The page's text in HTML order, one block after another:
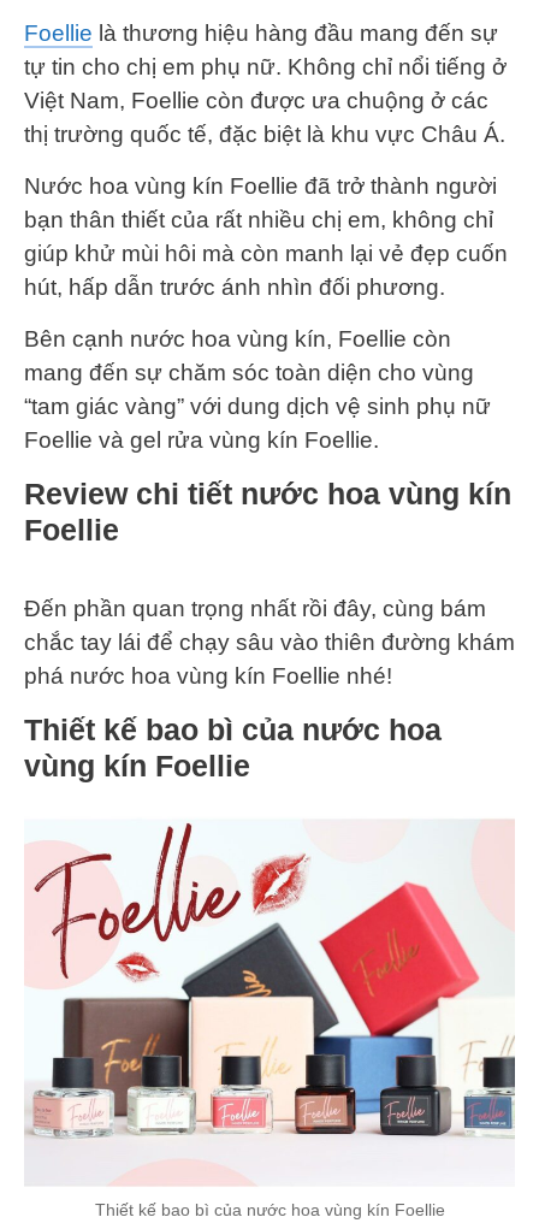
Foellie là thương hiệu hàng đầu mang đến sự
tự tin cho chị em phụ nữ. Không chỉ nổi tiếng ở
Việt Nam, Foellie còn được ưa chuộng ở các
thị trường quốc tế, đặc biệt là khu vực Châu Á.
Nước hoa vùng kín Foellie đã trở thành người
bạn thân thiết của rất nhiều chị em, không chỉ
giúp khử mùi hôi mà còn manh lại vẻ đẹp cuốn
hút, hấp dẫn trước ánh nhìn đối phương.
Bên cạnh nước hoa vùng kín, Foellie còn
mang đến sự chăm sóc toàn diện cho vùng
“tam giác vàng” với dung dịch vệ sinh phụ nữ
Foellie và gel rửa vùng kín Foellie.
Review chi tiết nước hoa vùng kín
Foellie
Đến phần quan trọng nhất rồi đây, cùng bám
chắc tay lái để chạy sâu vào thiên đường khám
phá nước hoa vùng kín Foellie nhé!
Thiết kế bao bì của nước hoa
vùng kín Foellie
Thiết kế bao bì của nước hoa vùng kín Foellie